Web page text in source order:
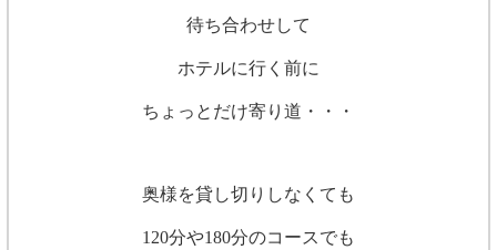
待ち合わせして
ホテルに行く前に
ちょっとだけ寄り道・・・
奥様を貸し切りしなくても
120分や180分のコースでも